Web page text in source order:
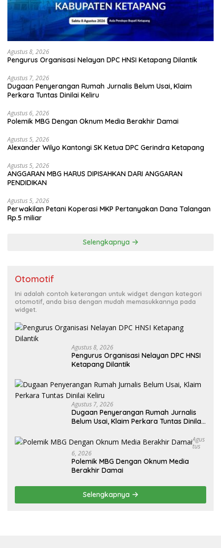
Agustus 8, 2026
Pengurus Organisasi Nelayan DPC HNSI Ketapang Dilantik
Agustus 7, 2026
Dugaan Penyerangan Rumah Jurnalis Belum Usai, Klaim
Perkara Tuntas Dinilai Keliru
Agustus 6, 2026
Polemik MBG Dengan Oknum Media Berakhir Damai
Agustus 5, 2026
Alexander Wilyo Kantongi SK Ketua DPC Gerindra Ketapang
Agustus 5, 2026
ANGGARAN MBG HARUS DIPISAHKAN DARI ANGGARAN
PENDIDIKAN
Agustus 5, 2026
Perwakilan Petani Koperasi MKP Pertanyakan Dana Talangan
Rp.5 miliar
Selengkapnya
Otomotif
Ini adalah contoh keterangan untuk widget dengan kategori
otomotif, anda bisa dengan mudah memasukkannya pada
widget.
Agustus 8, 2026
Pengurus Organisasi Nelayan DPC HNSI
Ketapang Dilantik
Agustus 7, 2026
Dugaan Penyerangan Rumah Jurnalis
Belum Usai, Klaim Perkara Tuntas Dinilai
Agus
Tus
6, 2026
Polemik MBG Dengan Oknum Media
Berakhir Damai
Selengkapnya